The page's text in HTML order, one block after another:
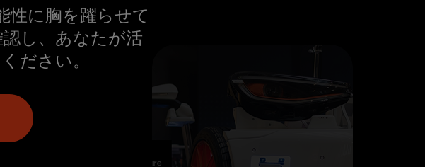
性に胸を躍らせて
し、あなたが活
ださい。